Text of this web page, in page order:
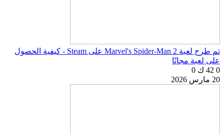
تم طرح لعبة Marvel's Spider-Man 2 على Steam - كيفية الحصول
على لعبة مجانًا
0 42 ك
0
20 مارس 2026